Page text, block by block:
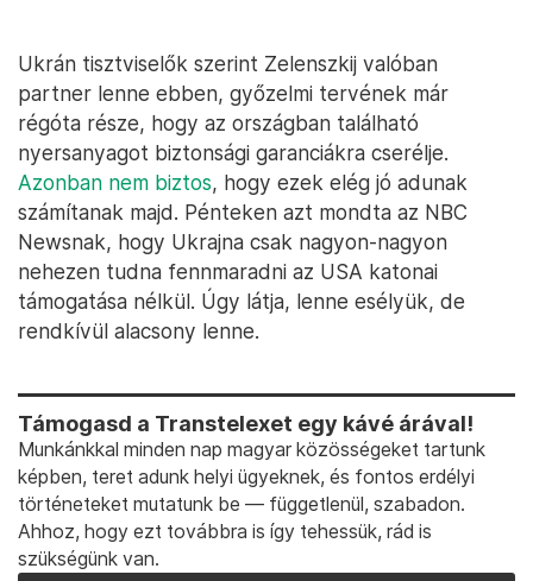
Ukrán tisztviselők szerint Zelenszkij valóban
partner lenne ebben, győzelmi tervének már
régóta része, hogy az országban található
nyersanyagot biztonsági garanciákra cserélje.
Azonban nem biztos, hogy ezek elég jó adunak
számítanak majd. Pénteken azt mondta az NBC
Newsnak, hogy Ukrajna csak nagyon-nagyon
nehezen tudna fennmaradni az USA katonai
támogatása nélkül. Úgy látja, lenne esélyük, de
rendkívül alacsony lenne.
Támogasd a Transtelexet egy kávé árával!
Munkánkkal minden nap magyar közösségeket tartunk
képben, teret adunk helyi ügyeknek, és fontos erdélyi
történeteket mutatunk be — függetlenül, szabadon.
Ahhoz, hogy ezt továbbra is így tehessük, rád is
szükségünk van.